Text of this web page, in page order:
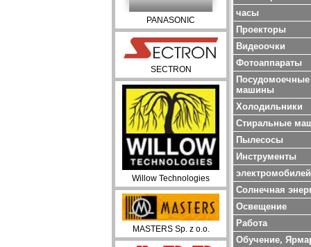
PANASONIC
SECTRON
Willow Technologies
MASTERS Sp. z o.o.
часы
Проекторы
Bидеоочки
Фотоаппараты
Посудомоечные
машины
Холодильники
Стиральные
Пылесосы
Инструменты
электромобилей
Солнечная
Oсвещение
Работа
Обучение,